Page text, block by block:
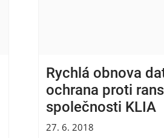
Rychlá obnova
ochrana proti
společnosti KLIA
27. 6. 2018